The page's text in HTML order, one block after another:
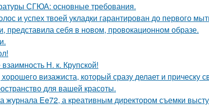
СГЮА: основные требования.
и успех твоей укладки гарантирован до первого
представила себя в новом, провокационном образе.
Н. к. Крупской!
визажиста, который сразу делает и прическу
для вашей красоты.
журнала Ee72, а креативным директором съемки